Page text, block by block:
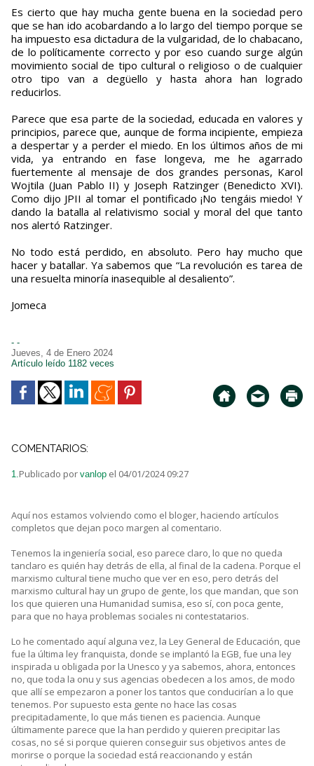
Es cierto que hay mucha gente buena en la sociedad pero
que se han ido acobardando a lo largo del tiempo porque se
ha impuesto esa dictadura de la vulgaridad, de lo chabacano,
de lo políticamente correcto y por eso cuando surge algún
movimiento social de tipo cultural o religioso o de cualquier
otro tipo van a degüello y hasta ahora han logrado
reducirlos.
Parece que esa parte de la sociedad, educada en valores y
principios, parece que, aunque de forma incipiente, empieza
a despertar y a perder el miedo. En los últimos años de mi
vida, ya entrando en fase longeva, me he agarrado
fuertemente al mensaje de dos grandes personas, Karol
Wojtila (Juan Pablo II) y Joseph Ratzinger (Benedicto XVI).
Como dijo JPII al tomar el pontificado ¡No tengáis miedo! Y
dando la batalla al relativismo social y moral del que tanto
nos alertó Ratzinger.
No todo está perdido, en absoluto. Pero hay mucho que
hacer y batallar. Ya sabemos que “La revolución es tarea de
una resuelta minoría inasequible al desaliento”.
Jomeca
- -
Jueves, 4 de Enero 2024
Artículo leído 1182 veces
COMENTARIOS:
1.Publicado por vanlop el 04/01/2024 09:27
Aquí nos estamos volviendo como el bloger, haciendo artículos
completos que dejan poco margen al comentario.
Tenemos la ingeniería social, eso parece claro, lo que no queda
tanclaro es quién hay detrás de ella, al final de la cadena. Porque el
marxismo cultural tiene mucho que ver en eso, pero detrás del
marxismo cultural hay un grupo de gente, los que mandan, que son
los que quieren una Humanidad sumisa, eso sí, con poca gente,
para que no haya problemas sociales ni contestatarios.
Lo he comentado aquí alguna vez, la Ley General de Educación, que
fue la última ley franquista, donde se implantó la EGB, fue una ley
inspirada u obligada por la Unesco y ya sabemos, ahora, entonces
no, que toda la onu y sus agencias obedecen a los amos, de modo
que allí se empezaron a poner los tantos que conducirían a lo que
tenemos. Por supuesto esta gente no hace las cosas
precipitadamente, lo que más tienen es paciencia. Aunque
últimamente parece que la han perdido y quieren precipitar las
cosas, no sé si porque quieren conseguir sus objetivos antes de
morirse o porque la sociedad está reaccionando y están